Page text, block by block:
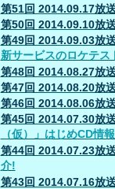
第51回 2014.09.17放
第50回 2014.09.10放
第49回 2014.09.03放
新サービスのロケテス
第48回 2014.08.27放
第47回 2014.08.20放
第46回 2014.08.06放
第45回 2014.07.30放
（仮）」はじめCD情
第44回 2014.07.23放
介!
第43回 2014.07.16放